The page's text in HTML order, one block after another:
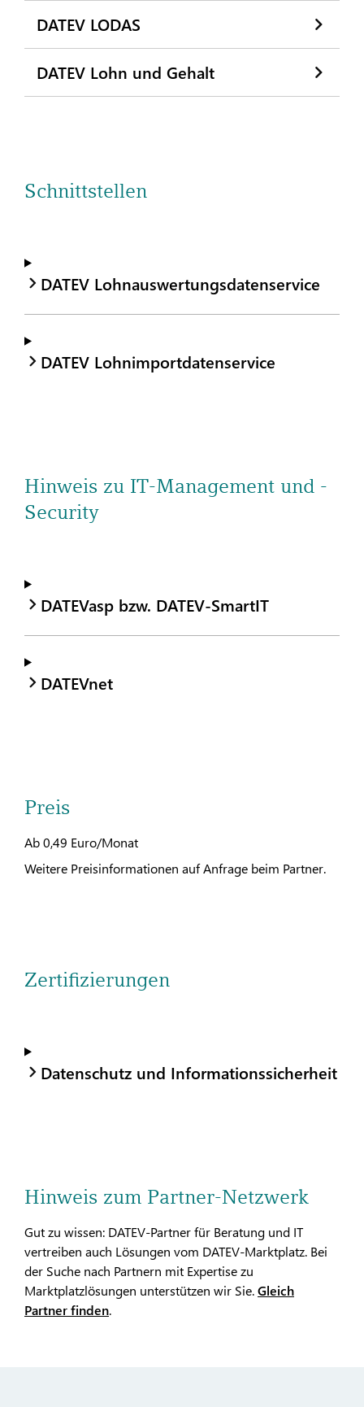
DATEV LODAS
DATEV Lohn und Gehalt
Schnittstellen
DATEV Lohnauswertungsdatenservice
DATEV Lohnimportdatenservice
Hinweis zu IT-Management und -
Security
DATEVasp bzw. DATEV-SmartIT
DATEVnet
Preis
Ab 0,49 Euro/Monat
Weitere Preisinformationen auf Anfrage beim Partner.
Zertifizierungen
Datenschutz und Informationssicherheit
Hinweis zum Partner-Netzwerk
Gut zu wissen: DATEV-Partner für Beratung und IT
vertreiben auch Lösungen vom DATEV-Marktplatz. Bei
der Suche nach Partnern mit Expertise zu
Marktplatzlösungen unterstützen wir Sie.Gleich
Partner finden.